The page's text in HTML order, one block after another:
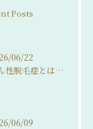
Posts
06/22
びまん性脱毛症とは？女性の分け目薄毛・抜け毛との関係をわかりやすく解説
06/09